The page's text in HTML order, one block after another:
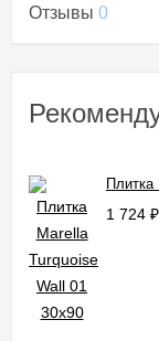
Отзывы 0
Плитка
1 724 ₽